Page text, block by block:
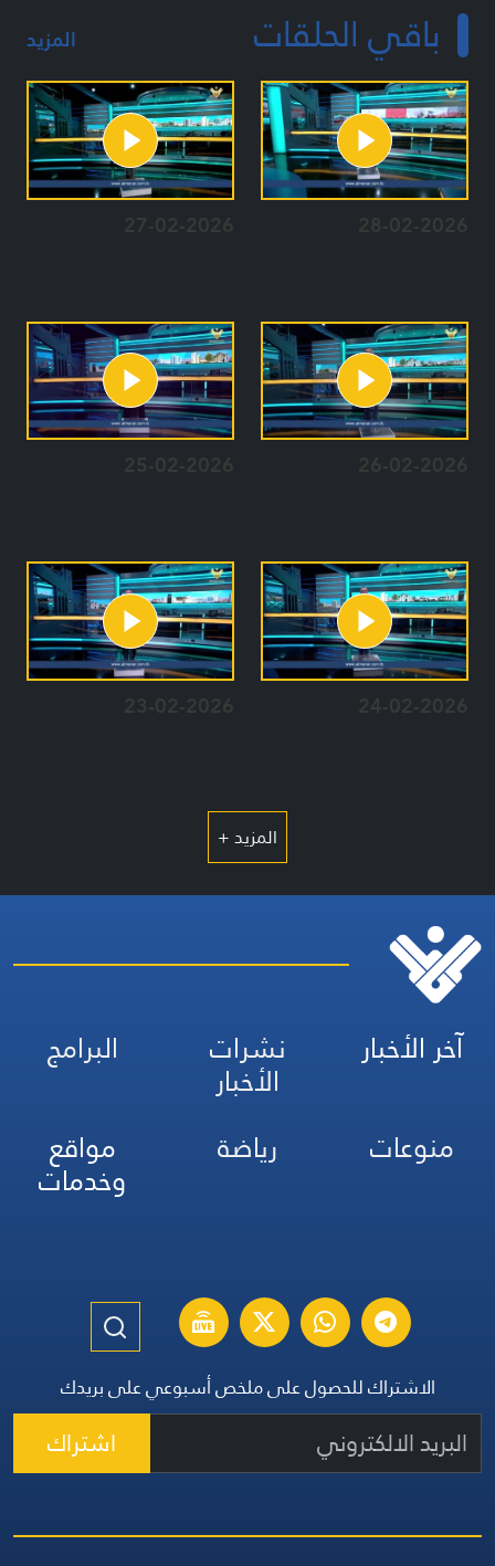
باقي الحلقات المزيد
28-02-2026
27-02-2026
26-02-2026
25-02-2026
24-02-2026
23-02-2026
المزيد +
آخر الأخبار نشرات
الأخبار
البرامج
منوعات
رياضة مواقع
وخدمات
الاشتراك للحصول على ملخص أسبوعي على بريدك
اشتراك